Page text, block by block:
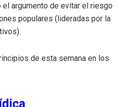
argumento de evitar el riesgo
populares (lideradas por la
de esta semana en los